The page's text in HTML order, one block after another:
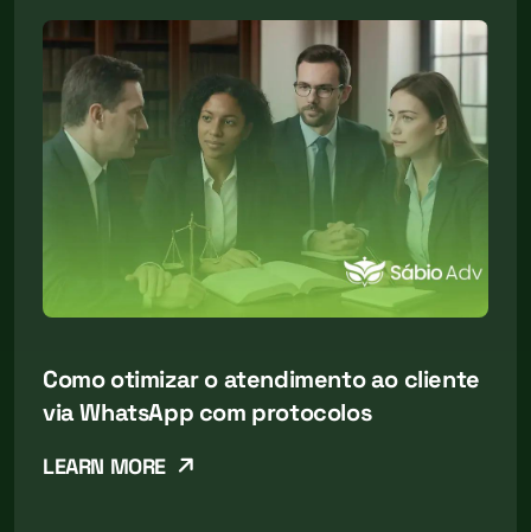
Como otimizar o atendimento ao cliente
via WhatsApp com protocolos
LEARN MORE